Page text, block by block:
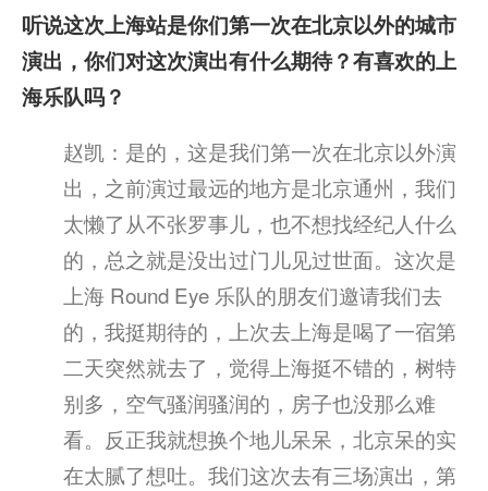
听说这次上海站是你们第一次在北京以外的城市
演出，你们对这次演出有什么期待？有喜欢的上
海乐队吗？
赵凯：是的，这是我们第一次在北京以外演
出，之前演过最远的地方是北京通州，我们
太懒了从不张罗事儿，也不想找经纪人什么
的，总之就是没出过门儿见过世面。这次是
上海 Round Eye 乐队的朋友们邀请我们去
的，我挺期待的，上次去上海是喝了一宿第
二天突然就去了，觉得上海挺不错的，树特
别多，空气骚润骚润的，房子也没那么难
看。反正我就想换个地儿呆呆，北京呆的实
在太腻了想吐。我们这次去有三场演出，第